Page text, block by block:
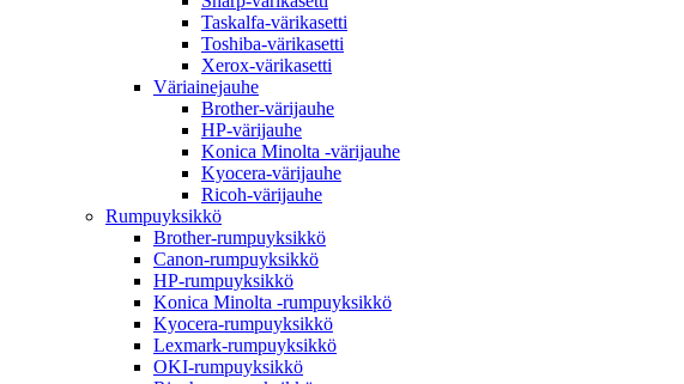
Taskalfa-värikasetti
Toshiba-värikasetti
Xerox-värikasetti
Väriainejauhe
Brother-värijauhe
HP-värijauhe
Konica Minolta -värijauhe
Kyocera-värijauhe
Ricoh-värijauhe
Rumpuyksikkö
Brother-rumpuyksikkö
Canon-rumpuyksikkö
HP-rumpuyksikkö
Konica Minolta -rumpuyksikkö
Kyocera-rumpuyksikkö
Lexmark-rumpuyksikkö
OKI-rumpuyksikkö